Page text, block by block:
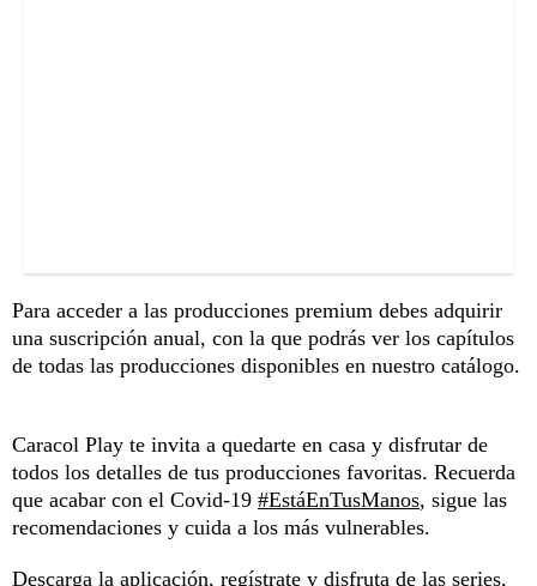
Para acceder a las producciones premium debes adquirir
una suscripción anual, con la que podrás ver los capítulos
de todas las producciones disponibles en nuestro catálogo.
Caracol Play te invita a quedarte en casa y disfrutar de
todos los detalles de tus producciones favoritas. Recuerda
que acabar con el Covid-19 #EstáEnTusManos, sigue las
recomendaciones y cuida a los más vulnerables.
Descarga la aplicación, regístrate y disfruta de las series,